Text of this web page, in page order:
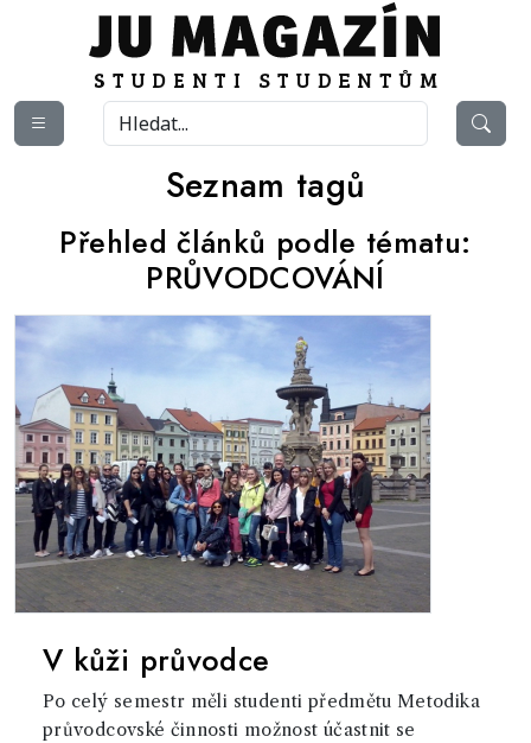
Seznam tagů
Přehled článků podle tématu:
PRŮVODCOVÁNÍ
V kůži průvodce
Po celý semestr měli studenti předmětu Metodika
průvodcovské činnosti možnost účastnit se